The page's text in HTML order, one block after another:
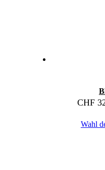
CHF
Wahl